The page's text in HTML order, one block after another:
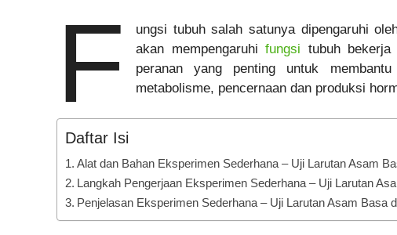
F
ungsi tubuh salah satunya dipengaruhi
akan mempengaruhifungsi tubuh
peranan yang penting untuk
metabolisme, pencernaan dan produksi
Daftar Isi
Alat dan Bahan Eksperimen Sederhana – Uji Larutan Asam
Langkah Pengerjaan Eksperimen Sederhana – Uji Larutan
Penjelasan Eksperimen Sederhana – Uji Larutan Asam Basa